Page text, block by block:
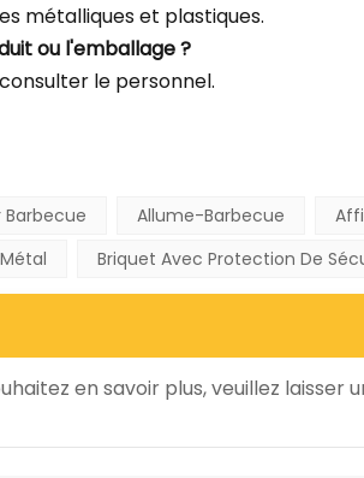
métalliques et plastiques.
ou l'emballage ?
le personnel.
Barbecue Allume-Barbecue
Briquet Avec Protection De
en savoir plus, veuillez laisser